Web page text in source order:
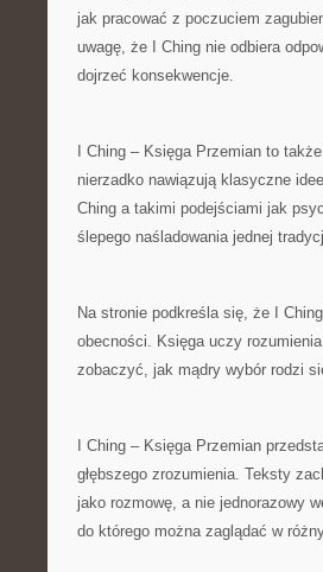
jak pracować z poczuciem
uwagę, że I Ching nie odbiera
dojrzeć konsekwencje.
I Ching – Księga Przemian to
nierzadko nawiązują klasyczne
Ching a takimi podejściami jak
ślepego naśladowania jednej
Na stronie podkreśla się, że I
obecności. Księga uczy
zobaczyć, jak mądry wybór rodzi
I Ching – Księga Przemian
głębszego zrozumienia. Teksty
jako rozmowę, a nie jednorazowy
do którego można zaglądać w